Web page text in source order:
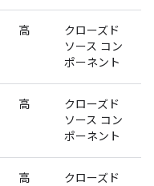
高
クローズド
ソース コン
ポーネント
高
クローズド
ソース コン
ポーネント
高
クローズド